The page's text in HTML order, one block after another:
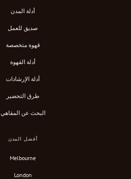
أدلة المدن
صديق للعمل
قهوة متخصصة
أدلة القهوة
أدلة الإرشادات
طرق التحضير
البحث عن المقاهي
أفضل المدن
Melbourne
London